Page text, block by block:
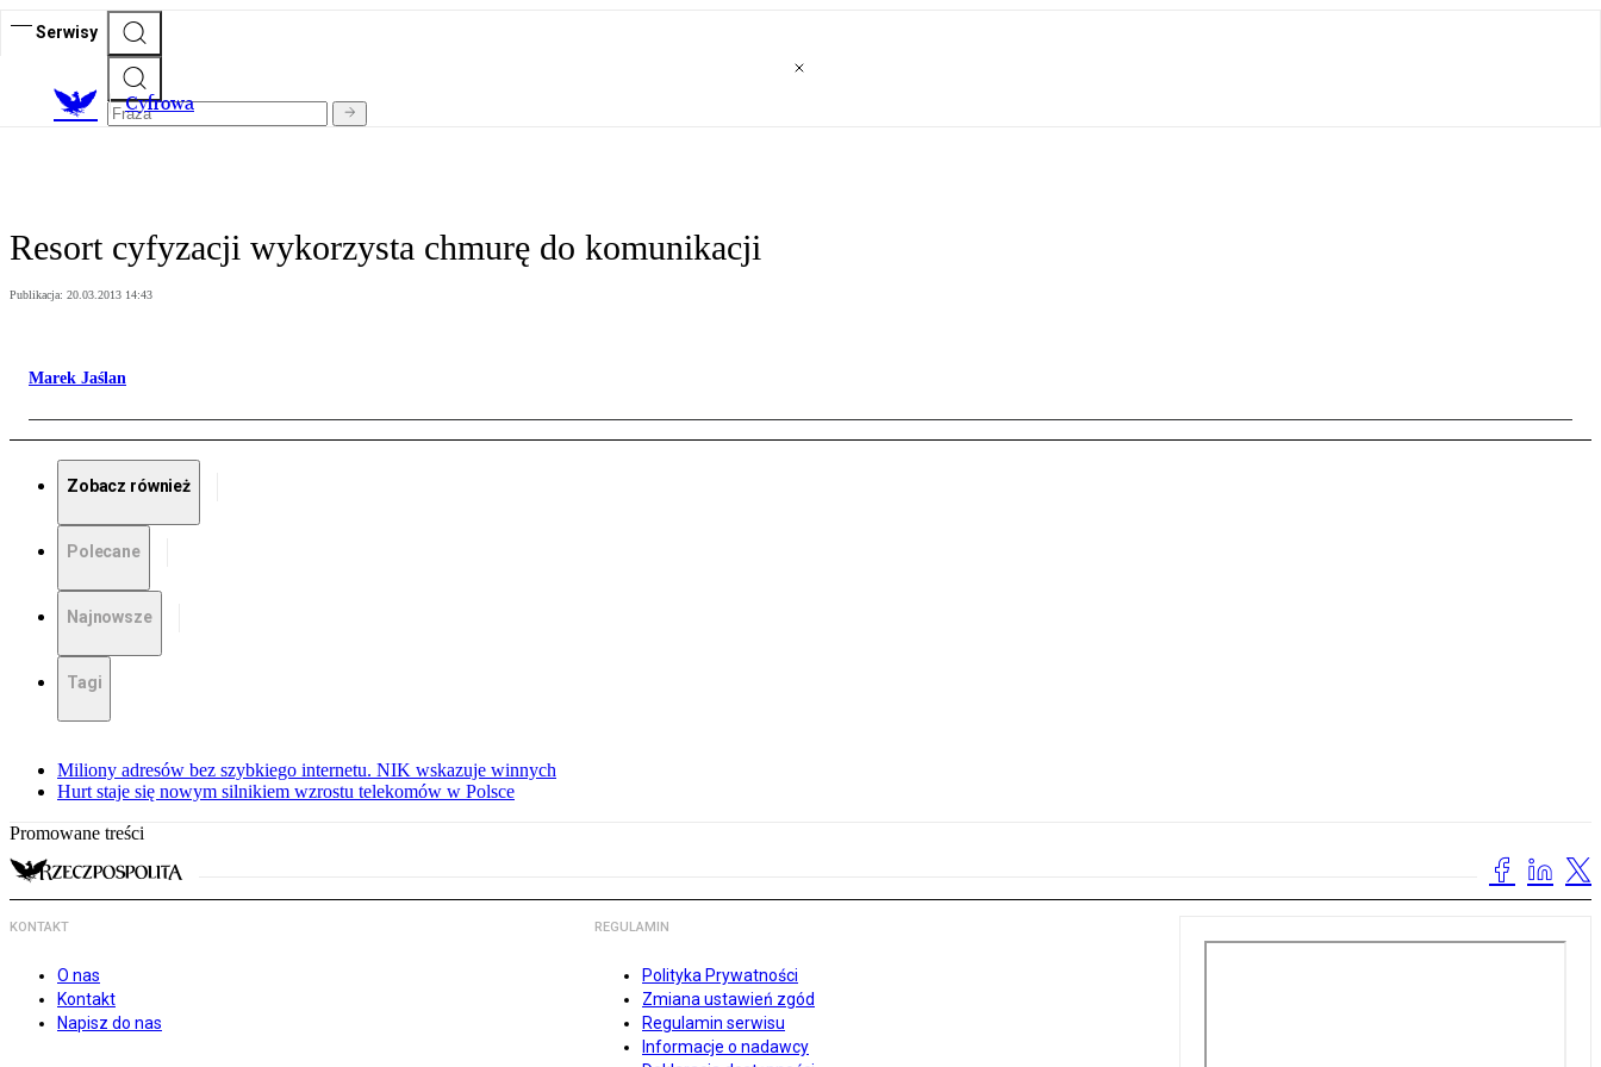
Serwisy
Cyfrowa
Resort cyfyzacji wykorzysta chmurę do komunikacji
Publikacja: 20.03.2013 14:43
Marek Jaślan
Zobacz również
Polecane
Najnowsze
Tagi
Miliony adresów bez szybkiego internetu. NIK wskazuje winnych
Hurt staje się nowym silnikiem wzrostu telekomów w Polsce
Promowane treści
KONTAKT
O nas
Kontakt
Napisz do nas
REGULAMIN
Polityka Prywatności
Zmiana ustawień zgód
Regulamin serwisu
Informacje o nadawcy